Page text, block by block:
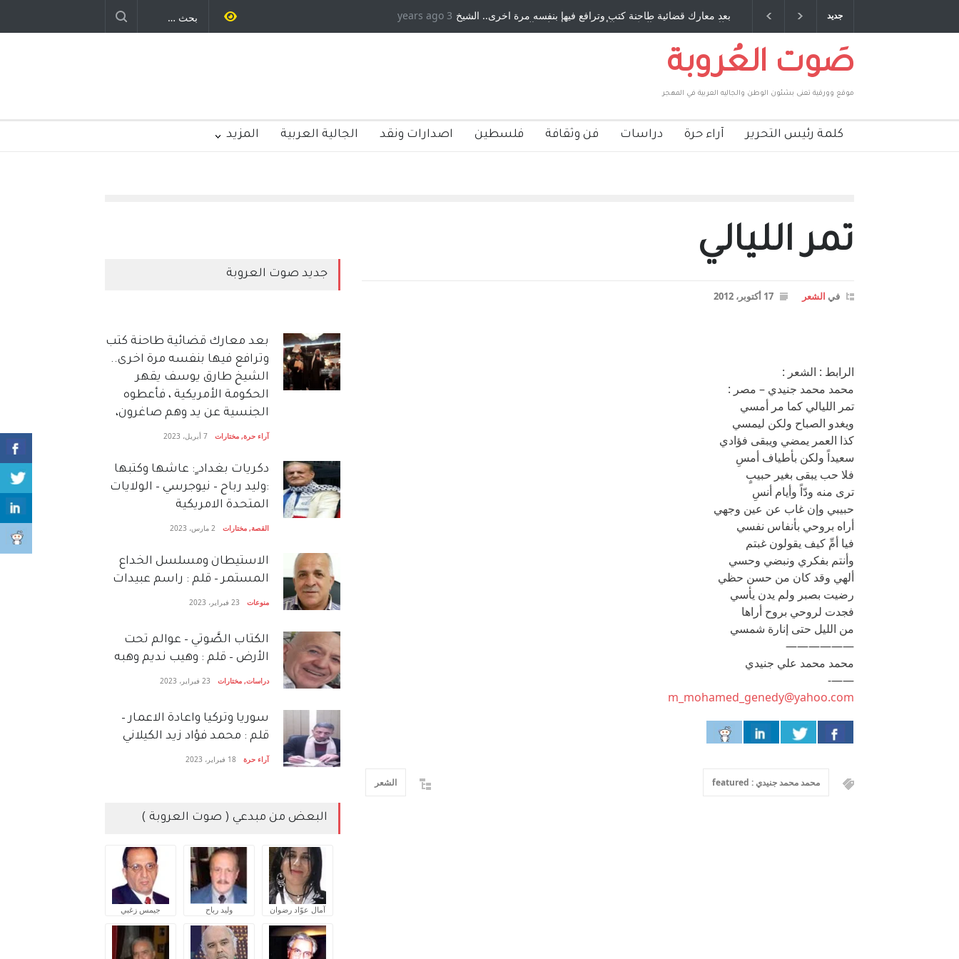
جديد دكريات بغداد ٍ: عاشها وكتبها :وليد رباح – نيوجرسي – الولايات المتحدة
الامريكية
بعد معارك قضائية طاحنة كتب وترافع فيها بنفسه مرة اخرى.. الشيخ
طارق يوسف يقهر الحكومة الأمريكية ، فأعطوه الجنسية عن يد وهم
صاغرون،
صديق عمري ، صبحي مخلوف : بقلم : سعد الله 3 years ago
صَوت العُروبة
موقع وورقية تعنى بشئون الوطن والجاليه العربية في المهجر
كلمة رئيس التحرير آراء حرة دراسات فن وثقافة فلسطين اصدارات ونقد الجالية العربية المزيد
تمر الليالي
في الشعر 17 أكتوبر، 2012
الرابط : الشعر :
محمد محمد جنيدي – مصر :
تمر الليالي كما مر أمسي
ويغدو الصباح ولكن ليمسي
كذا العمر يمضي ويبقى فؤادي
سعيداً ولكن بأطياف أمسِ
فلا حب يبقى بغير حبيبٍ
ترى منه ودّاً وأيام أنسِ
حبيبي وإن غاب عن عين وجهي
أراه بروحي بأنفاس نفسي
فيا أمِّ كيف يقولون غبتم
وأنتم بفكري ونبضي وحسي
ألهي وقد كان من حسن حظي
رضيت بصبر ولم يدن يأسي
فجدت لروحي بروح أراها
من الليل حتى إنارة شمسي
——————
محمد محمد علي جنيدي
——-
m_mohamed_genedy@yahoo.com
محمد محمد جنيدي : featured الشعر
جديد صوت العروبة
بعد معارك قضائية طاحنة كتب
وترافع فيها بنفسه مرة اخرى..
الشيخ طارق يوسف يقهر
الحكومة الأمريكية ، فأعطوه
الجنسية عن يد وهم صاغرون،
آراء حرة, مختارات 7 أبريل، 2023
دكريات بغداد ٍ: عاشها وكتبها
:وليد رباح – نيوجرسي – الولايات
المتحدة الامريكية
القصة, مختارات 2 مارس، 2023
الاستيطان ومسلسل الخداع
المستمر – قلم : راسم عبيدات
منوعات 23 فبراير، 2023
الكتاب الصَّوتي – عوالم تحت
الأرض – قلم : وهيب نديم وهبه
دراسات, مختارات 23 فبراير، 2023
سوريا وتركيا واعادة الاعمار –
قلم : محمد فؤاد زيد الكيلاني
آراء حرة 18 فبراير، 2023
البعض من مبدعي ( صوت العروبة )
آمال عوّاد رضوان وليد رباح جيمس زغبي